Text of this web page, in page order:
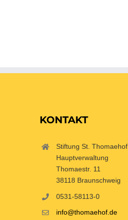
KONTAKT
Stiftung St. Thomaehof
Hauptverwaltung
Thomaestr. 11
38118 Braunschweig
0531-58113-0
info@thomaehof.de